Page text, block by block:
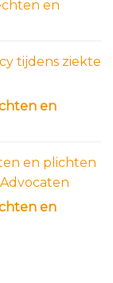
en
tijdens ziekte
en
en plichten
en